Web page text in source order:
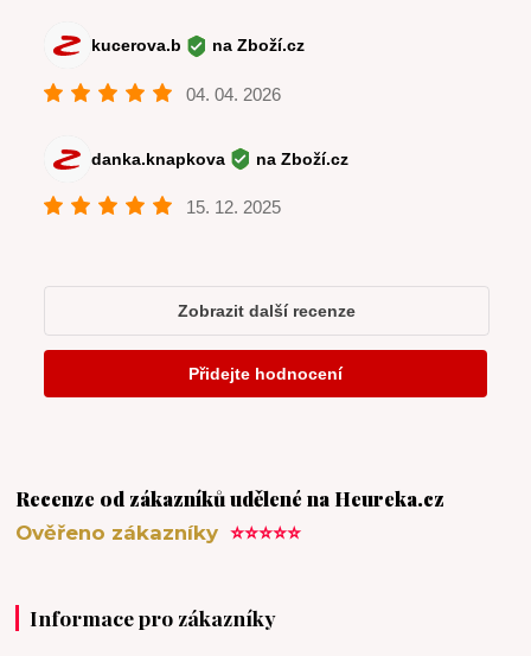
Recenze od zákazníků udělené na Heureka.cz
Ověřeno zákazníky⭐⭐⭐⭐⭐
Informace pro zákazníky